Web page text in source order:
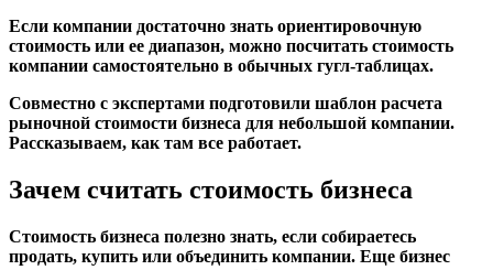
Если компании достаточно знать ориентировочную
стоимость или ее диапазон, можно посчитать стоимость
компании самостоятельно в обычных гугл-таблицах.
Совместно с экспертами подготовили шаблон расчета
рыночной стоимости бизнеса для небольшой компании.
Рассказываем, как там все работает.
Зачем считать стоимость бизнеса
Стоимость бизнеса полезно знать, если собираетесь
продать, купить или объединить компании. Еще бизнес